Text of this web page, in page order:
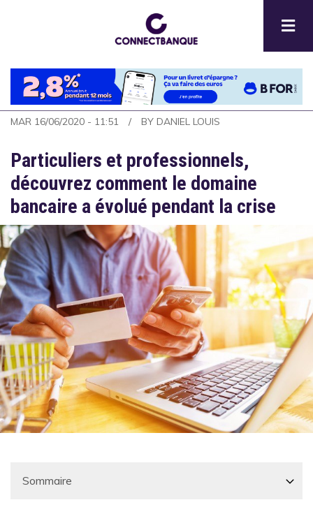
principal
MAR 16/06/2020 - 11:51 BY DANIEL LOUIS
Particuliers et professionnels,
découvrez comment le domaine
bancaire a évolué pendant la crise